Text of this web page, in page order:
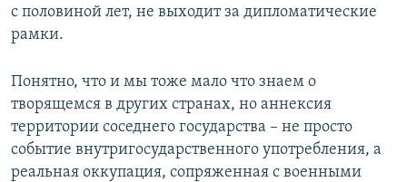
с половиной лет, не выходит за дипломатические
рамки.
Понятно, что и мы тоже мало что знаем о
творящемся в других странах, но аннексия
территории соседнего государства – не просто
событие внутригосударственного употребления, а
реальная оккупация, сопряженная с военными